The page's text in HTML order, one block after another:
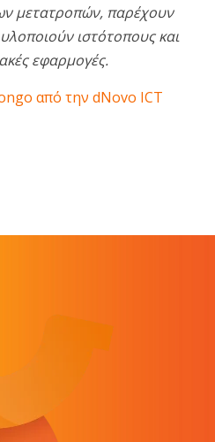
μετατροπών, παρέχουν
ιστότοπους και
εφαρμογές.
από την dNovo ICT